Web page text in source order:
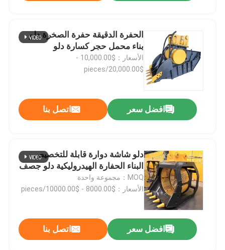
الحفرة الدقيقة حفرة الصخرة دلو
بناء محمل حجر كسارة دلو
الأسعار：$10,000.00 -
$20,000.00/pieces
افضل سعر اتصل بنا
دلو شاشة دوارة قابلة للتخصيص
البناء الحفارة الهيدروليكية دلو جصف
MOQ：مجموعة واحدة
الأسعار：$8000.00 - $10000.00/pieces
افضل سعر اتصل بنا